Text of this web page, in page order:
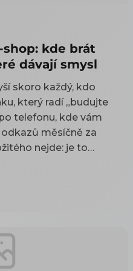
kde brát
dávají smysl
skoro každý, kdo
který radí „budujte
telefonu, kde vám
měsíčně za
nejde: je to
doporučení — čím
vás ukazuje, tím
dva druhy rad a
Návody psané pro